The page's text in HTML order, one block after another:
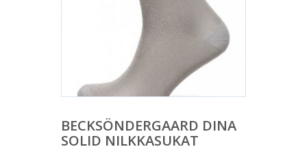
BECKSÖNDERGAARD DINA
SOLID NILKKASUKAT